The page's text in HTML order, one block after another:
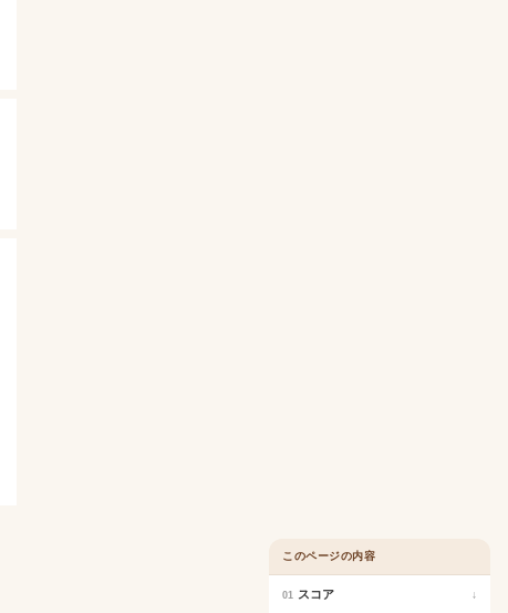
このページの内容
01 スコア ↓